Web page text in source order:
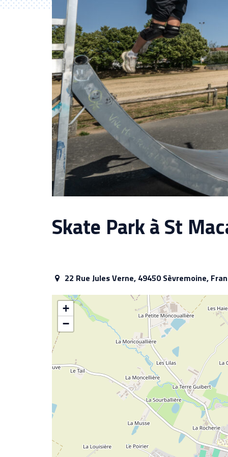
Skate Park à St
22 Rue Jules Verne, 49450 Sèvremoine,
+
−